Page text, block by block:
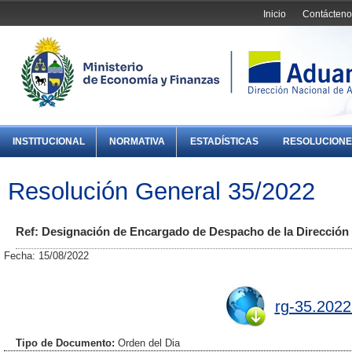
Inicio
INSTITUCIONAL NORMATIVA ESTADÍSTICAS
Resolución General 35/2022
Ref: Designación de Encargado de Despacho de la
Fecha: 15/08/2022
rg-
Tipo de Documento: Orden del Dia